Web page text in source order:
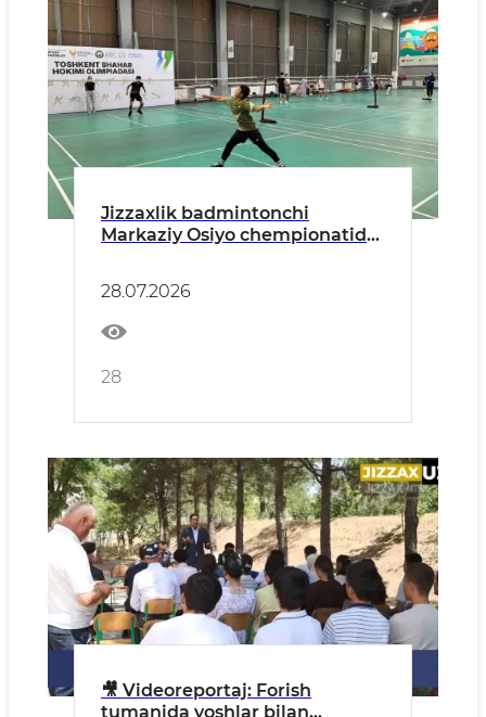
Jizzaxlik badmintonchi
Markaziy Osiyo chempionatida
28.07.2026
28
🎥 Videoreportaj: Forish
tumanida yoshlar bilan